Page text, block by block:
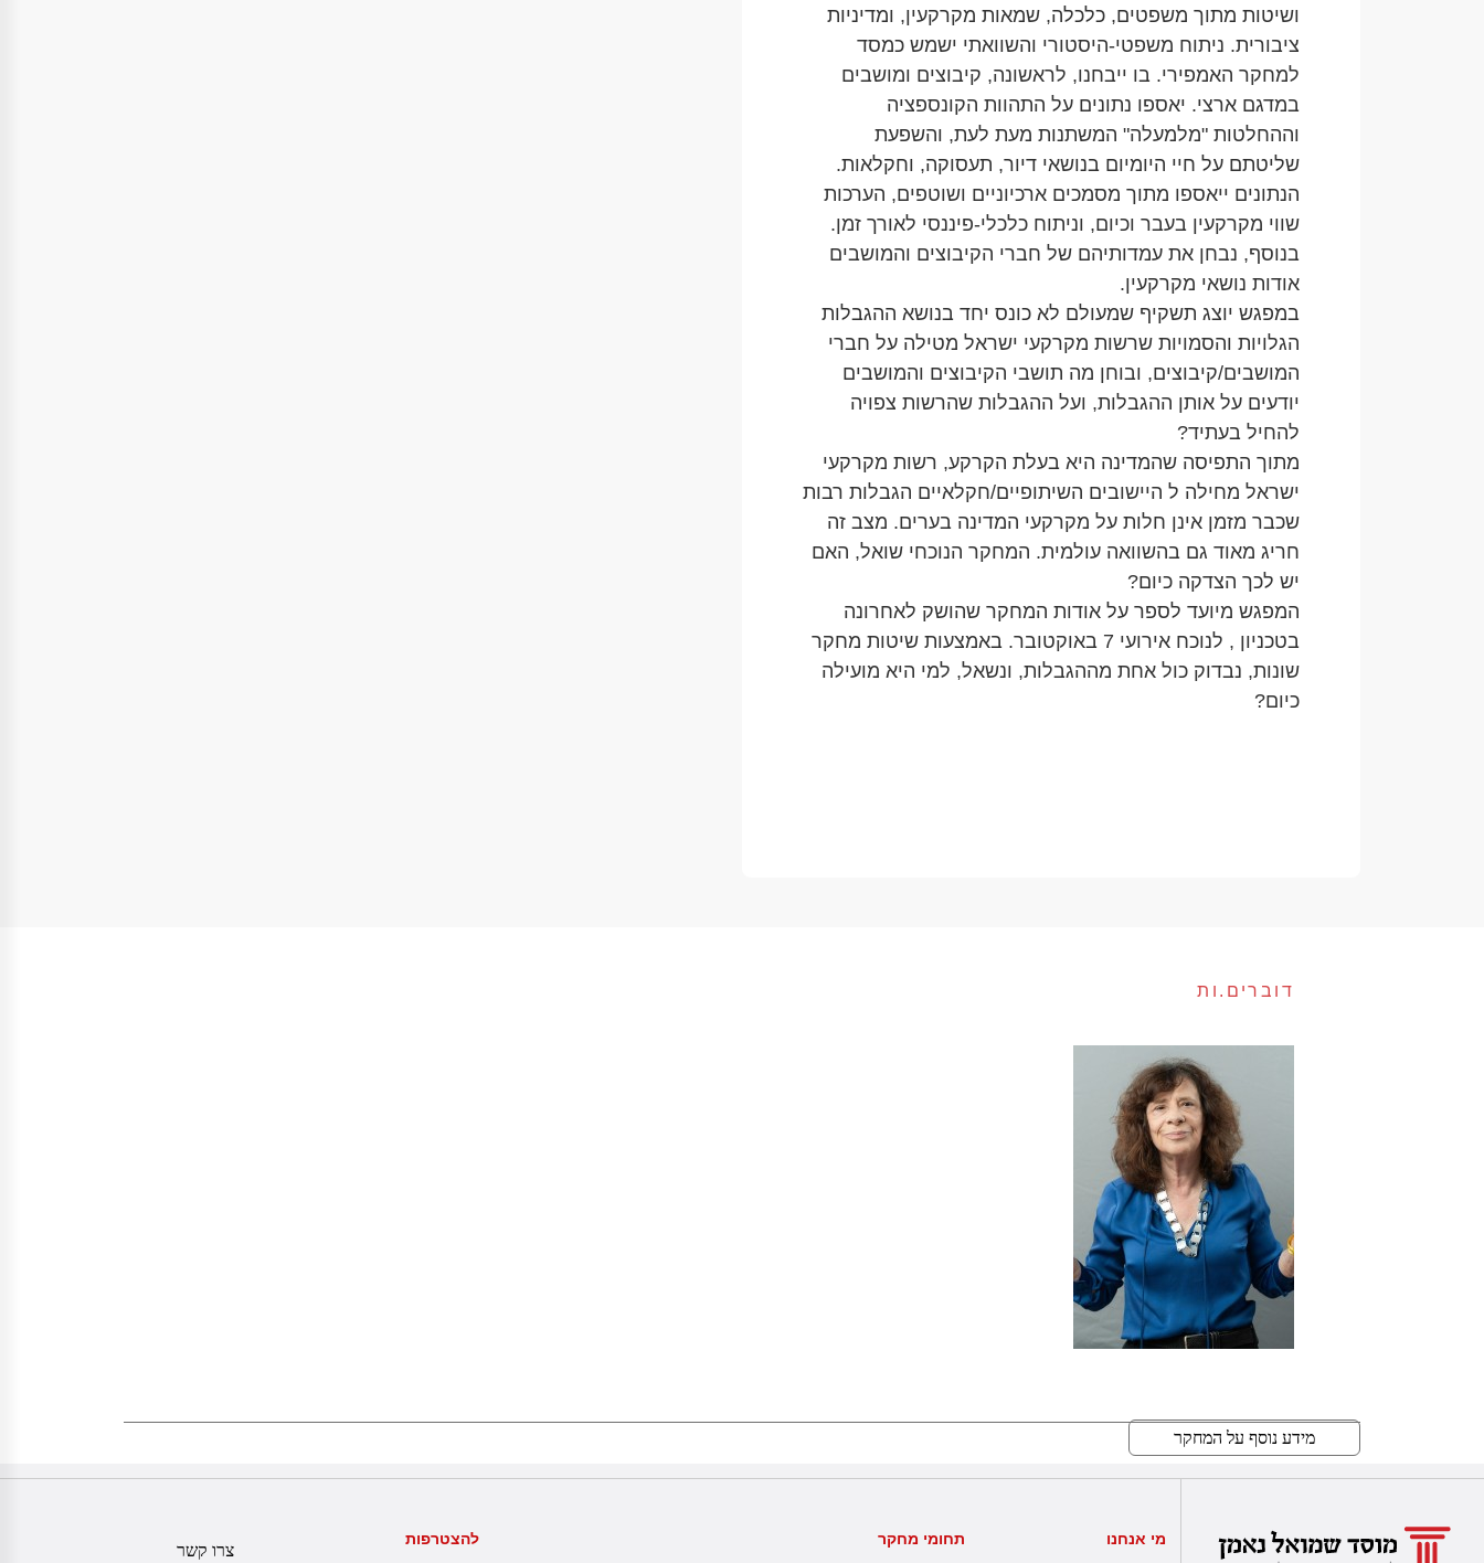
ושיטות מתוך משפטים, כלכלה, שמאות מקרקעין, ומדיניות
ציבורית. ניתוח משפטי-היסטורי והשוואתי ישמש כמסד
למחקר האמפירי. בו ייבחנו, לראשונה, קיבוצים ומושבים
במדגם ארצי. יאספו נתונים על התהוות הקונספציה
וההחלטות "מלמעלה" המשתנות מעת לעת, והשפעת
שליטתם על חיי היומיום בנושאי דיור, תעסוקה, וחקלאות.
הנתונים ייאספו מתוך מסמכים ארכיוניים ושוטפים, הערכות
שווי מקרקעין בעבר וכיום, וניתוח כלכלי-פיננסי לאורך זמן.
בנוסף, נבחן את עמדותיהם של חברי הקיבוצים והמושבים
אודות נושאי מקרקעין.
במפגש יוצג תשקיף שמעולם לא כונס יחד בנושא ההגבלות
הגלויות והסמויות שרשות מקרקעי ישראל מטילה על חברי
המושבים/קיבוצים, ובוחן מה תושבי הקיבוצים והמושבים
יודעים על אותן ההגבלות, ועל ההגבלות שהרשות צפויה
להחיל בעתיד?
מתוך התפיסה שהמדינה היא בעלת הקרקע, רשות מקרקעי
ישראל מחילה ל היישובים השיתופיים/חקלאיים הגבלות רבות
שכבר מזמן אינן חלות על מקרקעי המדינה בערים. מצב זה
חריג מאוד גם בהשוואה עולמית. המחקר הנוכחי שואל, האם
יש לכך הצדקה כיום?
המפגש מיועד לספר על אודות המחקר שהושק לאחרונה
בטכניון , לנוכח אירועי 7 באוקטובר. באמצעות שיטות מחקר
שונות, נבדוק כול אחת מההגבלות, ונשאל, למי היא מועילה
כיום?
דוברים.ות
מידע נוסף על המחקר
מי אנחנו תחומי מחקר להצטרפות
צרו קשר